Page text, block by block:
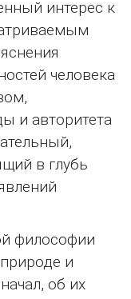
интерес к
человека
и авторитета
в глубь
философии
и
об их